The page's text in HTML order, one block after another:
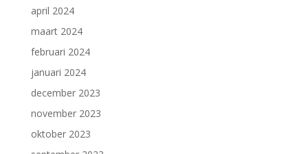
april 2024
maart 2024
februari 2024
januari 2024
december 2023
november 2023
oktober 2023